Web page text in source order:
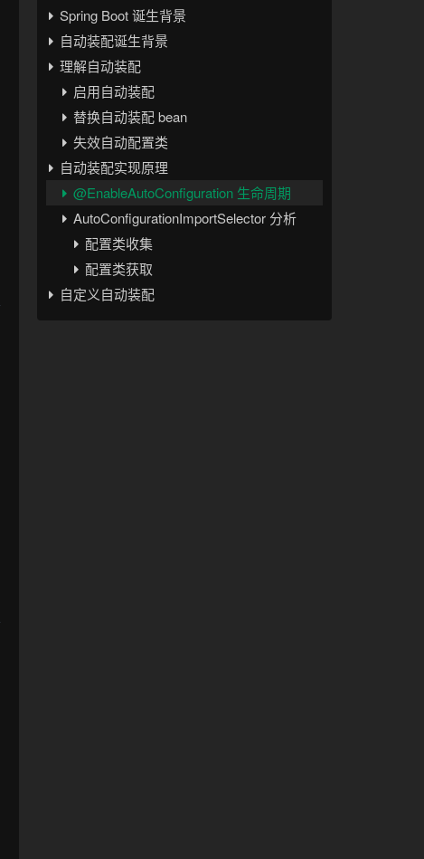
Spring Boot 诞生背景
自动装配诞生背景
理解自动装配
启用自动装配
替换自动装配 bean
失效自动配置类
自动装配实现原理
@EnableAutoConfiguration 生命周期
AutoConfigurationImportSelector 分析
配置类收集
配置类获取
自定义自动装配